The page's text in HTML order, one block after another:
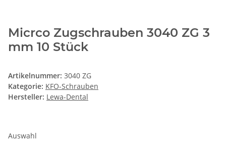
Micrco Zugschrauben 3040 ZG 3
mm 10 Stück
Artikelnummer: 3040 ZG
Kategorie: KFO-Schrauben
Hersteller: Lewa-Dental
Auswahl